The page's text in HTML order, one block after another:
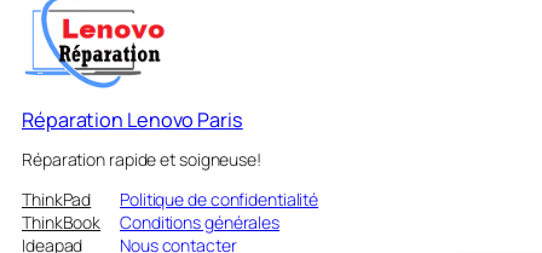
Réparation Lenovo Paris
Réparation rapide et soigneuse!
ThinkPad
ThinkBook
Ideapad
Politique de confidentialité
Conditions générales
Nous contacter